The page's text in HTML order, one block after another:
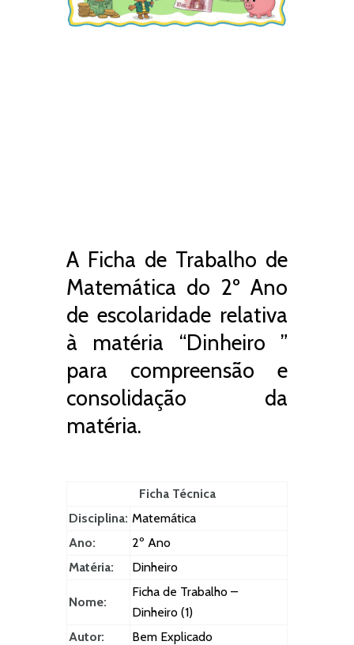
A Ficha de Trabalho de
Matemática do 2º Ano
de escolaridade relativa
à matéria “Dinheiro ”
para compreensão e
consolidação da
matéria.
Ficha Técnica
Disciplina: Matemática
Ano:
2º Ano
Matéria:
Dinheiro
Nome:
Ficha de Trabalho –
Dinheiro (1)
Autor:
Bem Explicado